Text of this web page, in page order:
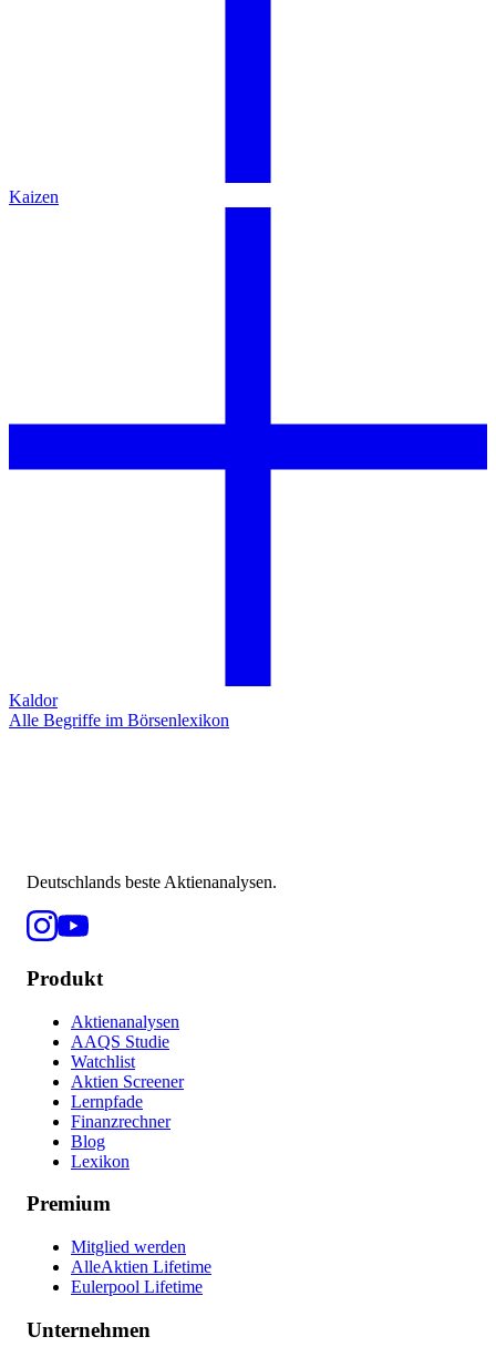
Kaizen
Kaldor
Alle Begriffe im Börsenlexikon
Deutschlands beste Aktienanalysen.
Produkt
Aktienanalysen
AAQS Studie
Watchlist
Aktien Screener
Lernpfade
Finanzrechner
Blog
Lexikon
Premium
Mitglied werden
AlleAktien Lifetime
Eulerpool Lifetime
Unternehmen